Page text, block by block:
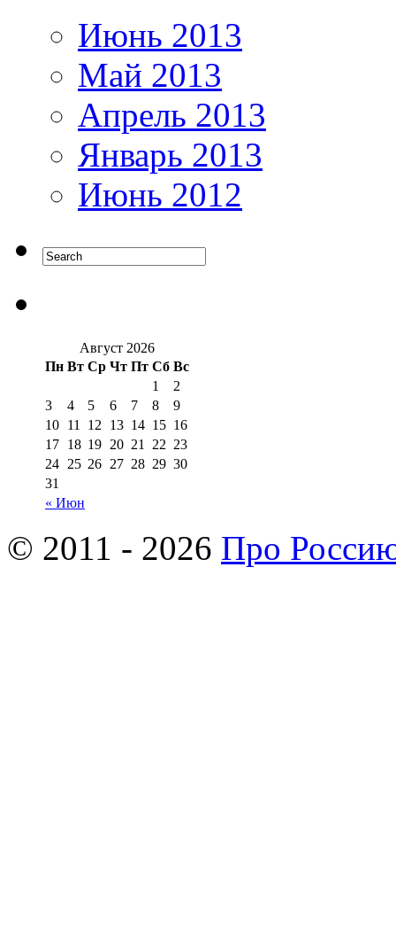
Июнь 2013
Май 2013
Апрель 2013
Январь 2013
Июнь 2012
Август 2026
Пн Вт Ср Чт Пт Сб Вс
« Июн
1
2
3
4 5 6 7 8
9
10 11 12 13 14 15 16
17 18 19 20 21 22 23
24 25 26 27 28 29 30
31
© 2011 - 2026 Про